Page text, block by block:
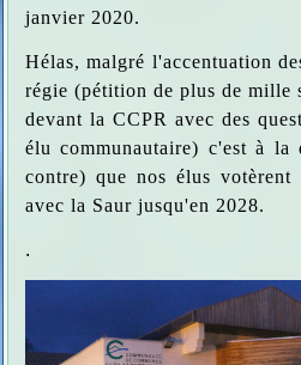
janvier 2020.
Hélas, malgré l'accentuation
régie (pétition de plus de mille
devant la CCPR avec des
élu communautaire) c'est à
contre) que nos élus
avec la Saur jusqu'en 2028.
.